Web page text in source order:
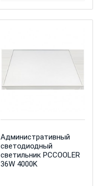
Административный
светодиодный
светильник PCCOOLER
36W 4000K